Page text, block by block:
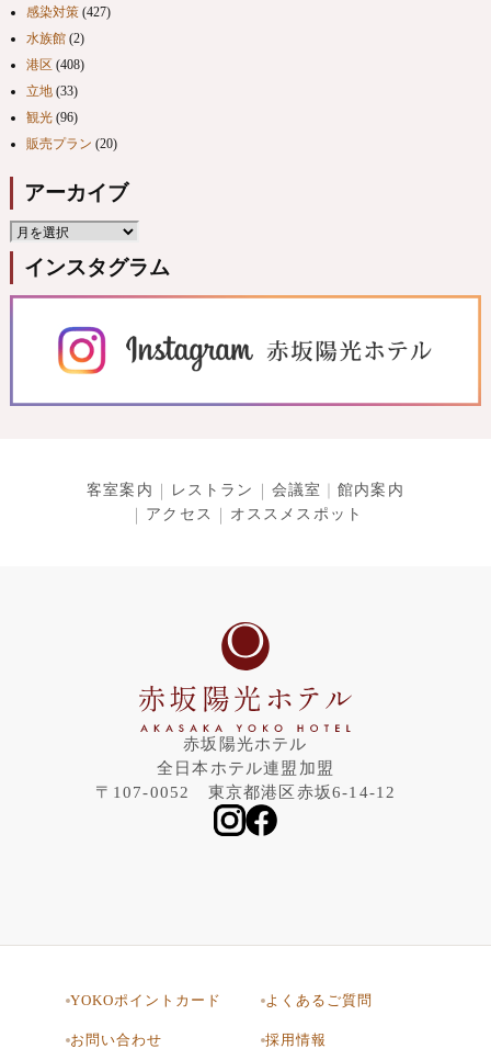
感染対策(427)
水族館(2)
港区(408)
立地(33)
観光(96)
販売プラン (20)
アーカイブ
インスタグラム
客室案内 レストラン 会議室
館内案内
アクセス
オススメスポット
赤坂陽光ホテル
全日本ホテル連盟加盟
〒107-0052 東京都港区赤坂6-14-12
YOKOポイントカード よくあるご質問
お問い合わせ 採用情報